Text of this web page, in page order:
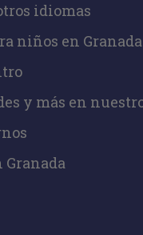
idiomas
niños en Granada
y más en